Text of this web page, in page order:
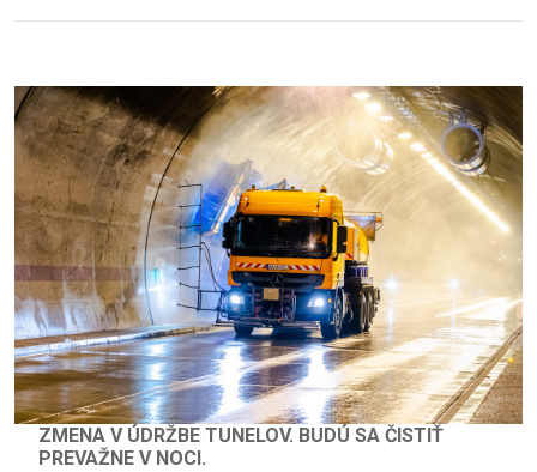
ZMENA V ÚDRŽBE TUNELOV. BUDÚ SA ČISTIŤ
PREVAŽNE V NOCI.